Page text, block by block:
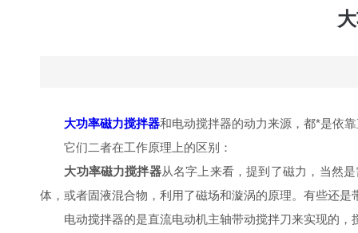
大功率磁力搅拌器和电动搅拌器的动力来源，都*是
它们二者在工作原理上的区别：
大功率磁力搅拌器从名字上来看，提到了磁力，
体，或者固液混合物，利用了磁场和漩涡的原理。有些还
电动搅拌器的是直流电动机主轴带动搅拌刀来实现的，搅拌